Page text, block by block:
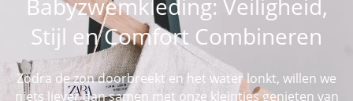
Babyzwemkleding: Veiligheid,
Stijl en Comfort Combineren
Zodra de zon doorbreekt en het water lonkt, willen we
niets liever dan samen met onze kleintjes genieten van